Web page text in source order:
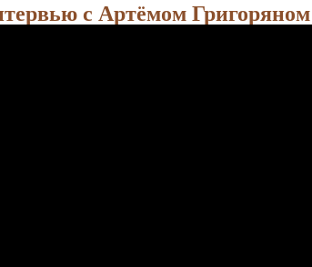
с Артёмом Григоряном